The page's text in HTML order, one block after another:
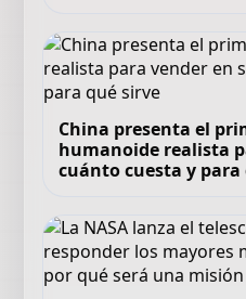
China presenta el
humanoide realista
cuánto cuesta y para